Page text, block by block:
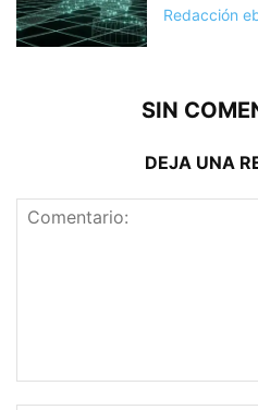
Redacción
SIN
DEJA UNA